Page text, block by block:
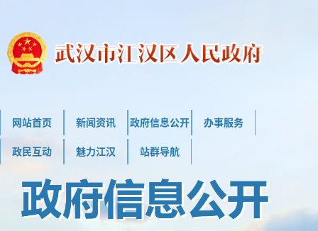
网站首页 新闻资讯 政府信息公开 办事服务
政民互动 魅力江汉 站群导航